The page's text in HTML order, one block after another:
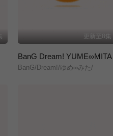
更新至8集
BanG Dream! YUME∞MITA
BanG/Dream!/ゆめ∞みた/